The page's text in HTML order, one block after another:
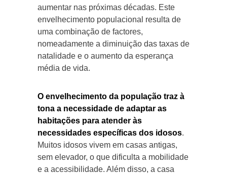
aumentar nas próximas décadas. Este
envelhecimento populacional resulta de
uma combinação de factores,
nomeadamente a diminuição das taxas de
natalidade e o aumento da esperança
média de vida.
O envelhecimento da população traz à
tona a necessidade de adaptar as
habitações para atender às
necessidades específicas dos idosos.
Muitos idosos vivem em casas antigas,
sem elevador, o que dificulta a mobilidade
e a acessibilidade. Além disso, a casa